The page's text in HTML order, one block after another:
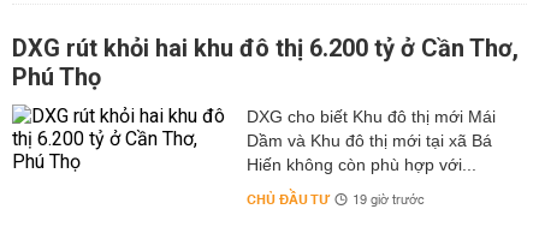
DXG rút khỏi hai khu đô thị 6.200 tỷ ở Cần Thơ,
Phú Thọ
DXG cho biết Khu đô thị mới Mái
Dầm và Khu đô thị mới tại xã Bá
Hiến không còn phù hợp với...
CHỦ ĐẦU TƯ 19 giờ trước